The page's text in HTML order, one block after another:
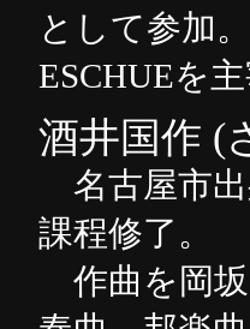
として参加
ESCHUEを主
酒井国作
名古屋市出
課程修了。
作曲を岡坂